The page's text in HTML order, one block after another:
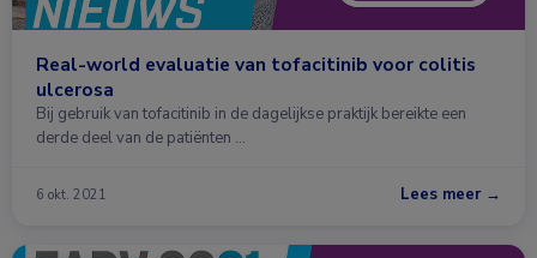
Real-world evaluatie van tofacitinib voor colitis
ulcerosa
Bij gebruik van tofacitinib in de dagelijkse praktijk bereikte een
derde deel van de patiënten …
6 okt. 2021 Lees meer →